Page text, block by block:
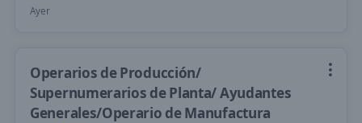
Ayer
Operarios de Producción/
Supernumerarios de Planta/ Ayudantes
Generales/Operario de Manufactura